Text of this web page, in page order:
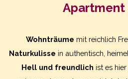
Apartment
Wohnträume mit reichlich
Naturkulisse in authentisch,
Hell und freundlich ist es